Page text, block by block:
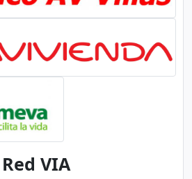
Red VIA